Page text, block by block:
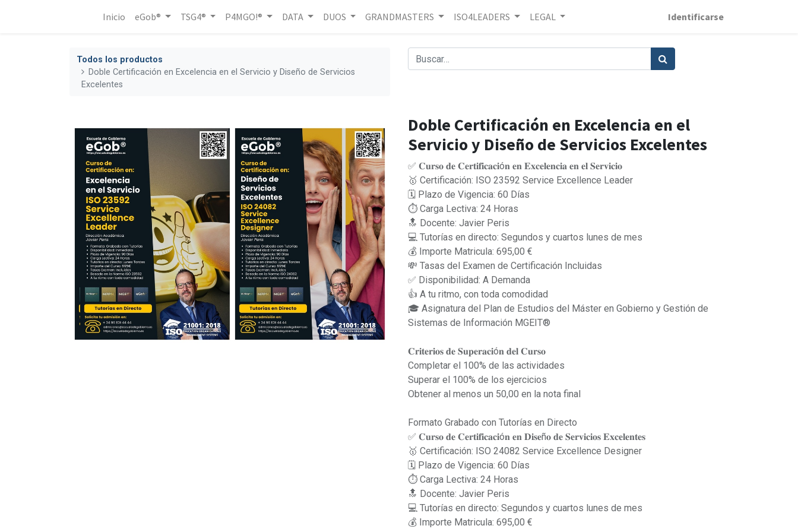
Inicio eGob® TSG4® P4MGO!® DATA DUOS GRANDMASTERS ISO4LEADERS LEGAL Identificarse
Todos los productos
Doble Certificación en Excelencia en el Servicio y Diseño de Servicios
Excelentes
Doble Certificación en Excelencia en el
Servicio y Diseño de Servicios Excelentes
✅ 𝐂𝐮𝐫𝐬𝐨 𝐝𝐞 𝐂𝐞𝐫𝐭𝐢𝐟𝐢𝐜𝐚𝐜𝐢ó𝐧 𝐞𝐧 𝐄𝐱𝐜𝐞𝐥𝐞𝐧𝐜𝐢𝐚 𝐞𝐧 𝐞𝐥 𝐒𝐞𝐫𝐯𝐢𝐜𝐢𝐨
🥇 Certificación: ISO 23592 Service Excellence Leader
🗓 Plazo de Vigencia: 60 Días
⏱ Carga Lectiva: 24 Horas
🔝 Docente: Javier Peris
💻 Tutorías en directo: Segundos y cuartos lunes de mes
💰 Importe Matricula: 695,00 €
💸 Tasas del Examen de Certificación Incluidas
✅ Disponibilidad: A Demanda
👍 A tu ritmo, con toda comodidad
🎓 Asignatura del Plan de Estudios del Máster en Gobierno y Gestión de
Sistemas de Información MGEIT®
𝐂𝐫𝐢𝐭𝐞𝐫𝐢𝐨𝐬 𝐝𝐞 𝐒𝐮𝐩𝐞𝐫𝐚𝐜𝐢ó𝐧 𝐝𝐞𝐥 𝐂𝐮𝐫𝐬𝐨
Completar el 100% de las actividades
Superar el 100% de los ejercicios
Obtener al menos un 50,00 en la nota final
Formato Grabado con Tutorías en Directo
✅ 𝐂𝐮𝐫𝐬𝐨 𝐝𝐞 𝐂𝐞𝐫𝐭𝐢𝐟𝐢𝐜𝐚𝐜𝐢ó𝐧 𝐞𝐧 𝐃𝐢𝐬𝐞ñ𝐨 𝐝𝐞 𝐒𝐞𝐫𝐯𝐢𝐜𝐢𝐨𝐬 𝐄𝐱𝐜𝐞𝐥𝐞𝐧𝐭𝐞𝐬
🥇 Certificación: ISO 24082 Service Excellence Designer
🗓 Plazo de Vigencia: 60 Días
⏱ Carga Lectiva: 24 Horas
🔝 Docente: Javier Peris
💻 Tutorías en directo: Segundos y cuartos lunes de mes
💰 Importe Matricula: 695,00 €